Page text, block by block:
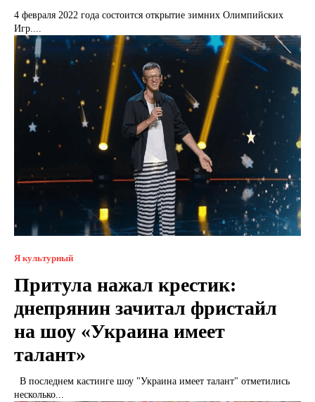
4 февраля 2022 года состоится открытие зимних Олимпийских
Игр....
Я культурный
Притула нажал крестик:
днепрянин зачитал фристайл
на шоу «Украина имеет
талант»
несколько...